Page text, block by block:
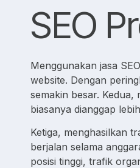
SEO
Menggunakan jasa
website. Dengan
semakin besar. Kedua,
biasanya dianggap
Ketiga, menghasilkan
berjalan selama
posisi tinggi, trafik